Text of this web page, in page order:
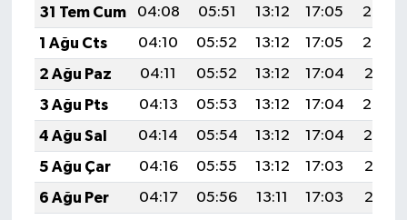
31 Tem Cum
04:08 05:51 13:12 17:05
20:23
1 Ağu Cts
04:10 05:52 13:12 17:05
20:22
2 Ağu Paz
04:11 05:52 13:12 17:04
20:21
3 Ağu Pts
04:13 05:53 13:12 17:04
20:20
4 Ağu Sal
04:14 05:54 13:12 17:04
20:19
5 Ağu Çar
04:16 05:55 13:12 17:03
20:18
6 Ağu Per
04:17 05:56 13:11 17:03
20:17